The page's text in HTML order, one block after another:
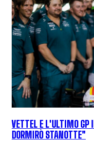
VETTEL E L'ULTIMO GP
DORMIRÒ STANOTTE"